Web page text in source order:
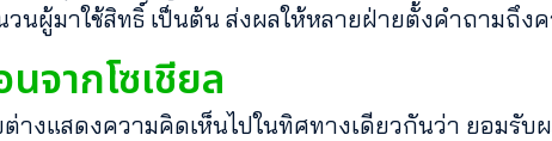
นผู้มาใช้สิทธิ์ เป็นต้น ส่งผลให้หลายฝ่ายตั้งคำถามถึงค
จากโซเชียล
ต่างแสดงความคิดเห็นไปในทิศทางเดียวกันว่า ยอมรั